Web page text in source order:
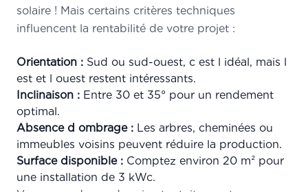
solaire ! Mais certains critères techniques
influencent la rentabilité de votre projet :
Orientation : Sud ou sud-ouest, c est l idéal, mais l
est et l ouest restent intéressants.
Inclinaison : Entre 30 et 35° pour un rendement
optimal.
Absence d ombrage : Les arbres, cheminées ou
immeubles voisins peuvent réduire la production.
Surface disponible : Comptez environ 20 m² pour
une installation de 3 kWc.